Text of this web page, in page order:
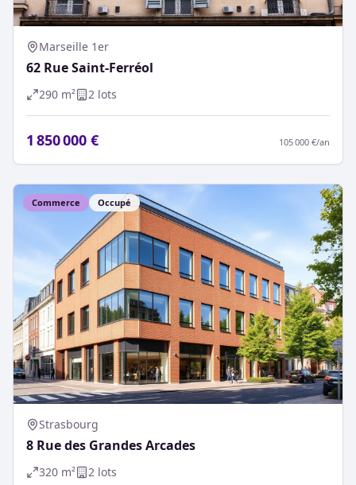
Marseille 1er
62 Rue Saint-Ferréol
290 m² 2 lots
1 850 000 € 105 000 €/an
Commerce Occupé
Strasbourg
8 Rue des Grandes Arcades
320 m² 2 lots